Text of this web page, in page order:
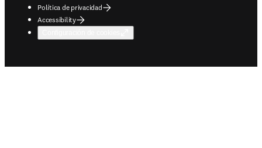
Política de privacidad
Accessibility